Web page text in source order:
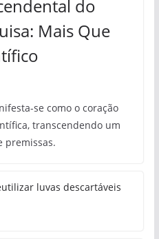
do
Mais Que
se como o coração
transcendendo um
premissas.
luvas descartáveis